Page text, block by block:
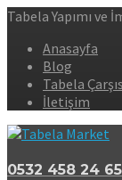
Tabela Yapımı ve
Anasayfa
Blog
Tabela
İletişim
0532 458 24 65